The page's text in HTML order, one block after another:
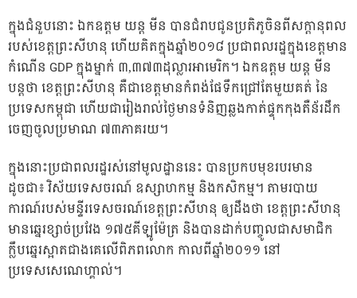
ក្នុងជំនួបនោះ ឯកឧត្តម យន្ត មីន បានជំរាបជូនប្រតិភូចិនពីសក្តានុពល
របស់ខេត្តព្រះសីហនុ ហើយគិតក្នុងឆ្នាំ២០១៨ ប្រជាពលរដ្ឋក្នុងខេត្តមាន
កំណើន GDP ក្នុងម្នាក់ ៣,៣៧៣ដុល្លារអាមេរិក។ ឯកឧត្តម យន្ត មីន
បន្តថា ខេត្តព្រះសីហនុ គឺជាខេត្តមានកំពង់ផែទឹកជ្រៅតែមួយគត់ នៃ
ប្រទេសកម្ពុជា ហើយជារៀងរាល់ថ្ងៃមានទំនិញឆ្លងកាត់ផ្ទុកកុងតឺន័រដឹក
ចេញចូលប្រមាណ ៧៣ភាគរយ។
ក្នុងនោះប្រជាពលរដ្ឋរស់នៅមូលដ្ឋាននេះ បានប្រកបមុខរបរមាន
ដូចជា៖ វិស័យទេសចរណ៍ ឧស្សាហកម្ម និងកសិកម្ម។ តាមរបាយ
ការណ៍របស់មន្ទីរទេសចរណ៍ខេត្តព្រះសីហនុ ឲ្យដឹងថា ខេត្តព្រះសីហនុ
មានឆ្នេរខ្សាច់ប្រវែង ១៧៥គីឡូម៉ែត្រ និងបានដាក់បញ្ចូលជាសមាជិក
ក្លឹបឆ្នេរស្អាតជាងគេលើពិភពលោក កាលពីឆ្នាំ២០១១ នៅ
ប្រទេសសេណេហ្គាល់។